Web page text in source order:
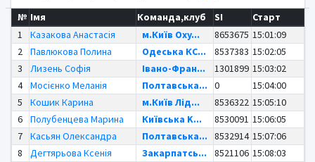
№ Імя Команда,клуб SI
Старт
1
Казакова Анастасія м.Київ Oxy... 8653675 15:01:09
2
Павлюкова Полина Одеська КС... 8537383 15:02:05
3
Лизень Софія Івано-Фран... 1301899 15:03:02
4
Мосієнко Меланія Полтавська... 0
15:04:00
5
Кошик Карина м.Київ Лід... 8536322 15:05:10
6
Полубенцева Марина Київська K... 8530091 15:06:05
7
Касьян Олександра Полтавська... 8532914 15:07:06
8
Дегтярьова Ксенія Закарпатсь... 8521106 15:08:03